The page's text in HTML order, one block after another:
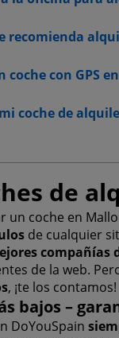
recomienda
coche con GPS en
coche de
de
coche en
de cualquier
compañías
de la web.
, ¡te los contamos!
bajos –
DoYouSpain